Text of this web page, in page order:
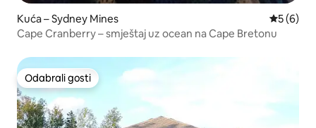
Kuća – Sydney Mines
5 (6)
Cape Cranberry – smještaj uz ocean na Cape Bretonu
Odabrali gosti
Odabrali gosti